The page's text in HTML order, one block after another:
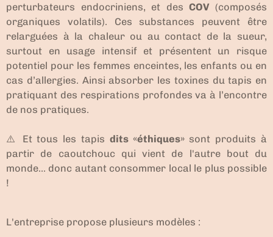
perturbateurs endocriniens, et des COV (composés
organiques volatils). Ces substances peuvent être
relarguées à la chaleur ou au contact de la sueur,
surtout en usage intensif et présentent un risque
potentiel pour les femmes enceintes, les enfants ou en
cas d’allergies. Ainsi absorber les toxines du tapis en
pratiquant des respirations profondes va à l’encontre
de nos pratiques.
⚠️ Et tous les tapis dits «éthiques» sont produits à
partir de caoutchouc qui vient de l'autre bout du
monde... donc autant consommer local le plus possible
!
L'entreprise propose plusieurs modèles :